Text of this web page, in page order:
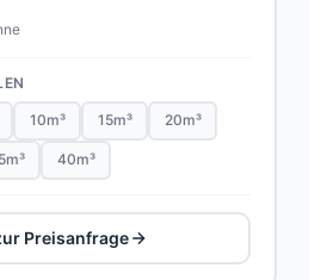
10m³ 15m³ 20m³
40m³
Preisanfrage